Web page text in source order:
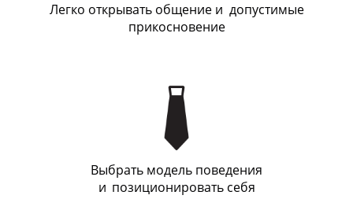
Легко открывать общение и допустимые
прикосновение
Выбрать модель поведения
и позиционировать себя